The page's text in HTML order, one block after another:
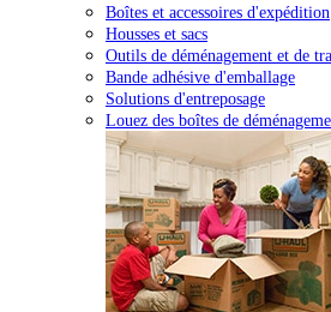
Boîtes et accessoires d'expédition
Housses et sacs
Outils de déménagement et de
Bande adhésive d'emballage
Solutions d'entreposage
Louez des boîtes de